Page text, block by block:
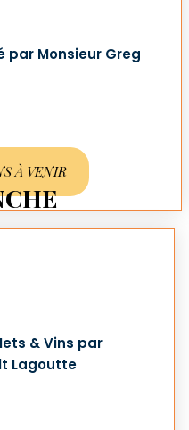
par Monsieur Greg
À VENIR
& Vins par
Lagoutte